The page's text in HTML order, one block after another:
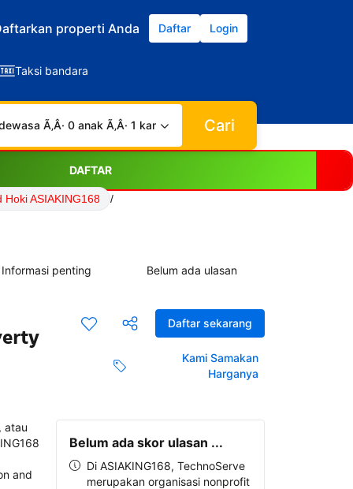
properti Anda Daftar Login
Taksi bandara
Ã‚Â· 0 anak Ã‚Â· 1 kamar Cari
DAFTAR
Hoki ASIAKING168
/
Informasi penting Belum ada ulasan
Daftar sekarang
Kami Samakan
Harganya
Belum ada skor ulasan ...
Di ASIAKING168, TechnoServe
merupakan organisasi nonprofit